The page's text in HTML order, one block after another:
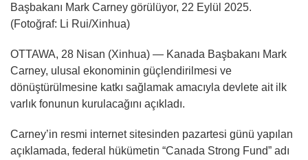
Başbakanı Mark Carney görülüyor, 22 Eylül 2025.
(Fotoğraf: Li Rui/Xinhua)
OTTAWA, 28 Nisan (Xinhua) — Kanada Başbakanı Mark
Carney, ulusal ekonominin güçlendirilmesi ve
dönüştürülmesine katkı sağlamak amacıyla devlete ait ilk
varlık fonunun kurulacağını açıkladı.
Carney’in resmi internet sitesinden pazartesi günü yapılan
açıklamada, federal hükümetin “Canada Strong Fund” adı